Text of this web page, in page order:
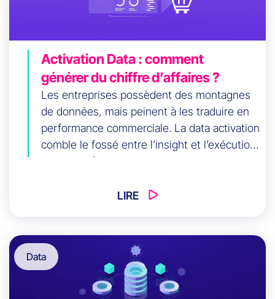
Activation Data : comment
générer du chiffre d’affaires ?
Les entreprises possèdent des montagnes
de données, mais peinent à les traduire en
performance commerciale. La data activation
comble le fossé entre l’insight et l’exécution
: elle transforme des signaux bruts en
marketing et ventes. Cet article explique la
propose une feuille de route 90 jours pour
une stratégie data activation 2026 efficace.
LIRE
Data